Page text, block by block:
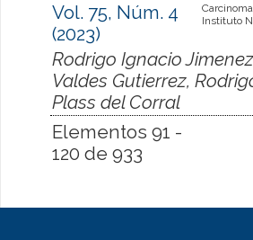
Vol. 75, Núm. 4
(2023)
Instituto
Rodrigo Ignacio
Valdes Gutierrez,
Plass del Corral
Elementos 91 -
120 de 933